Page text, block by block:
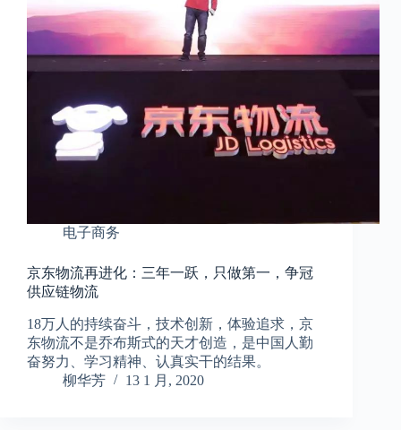
电子商务
京东物流再进化：三年一跃，只做第一，争冠
供应链物流
18万人的持续奋斗，技术创新，体验追求，京
东物流不是乔布斯式的天才创造，是中国人勤
奋努力、学习精神、认真实干的结果。
柳华芳
13 1 月, 2020